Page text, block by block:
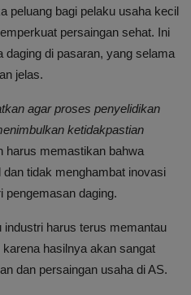
peluang bagi pelaku usaha kecil
persaingan sehat. Ini
daging di pasaran, yang selama
jelas.
agar proses penyelidikan
ketidakpastian
harus memastikan bahwa
tidak menghambat inovasi
pengemasan daging.
industri harus terus memantau
hasilnya akan sangat
dan persaingan usaha di AS.